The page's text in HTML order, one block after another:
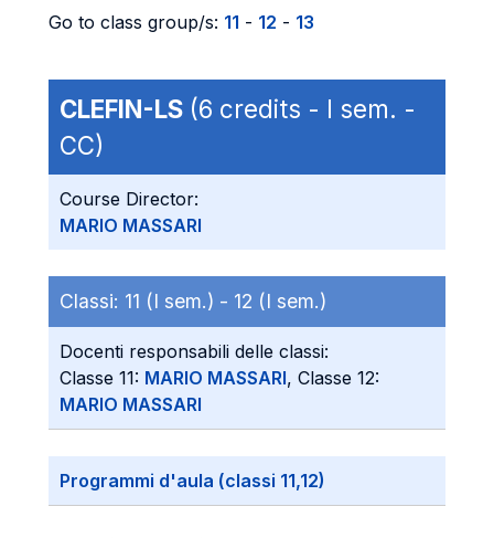
Go to class group/s: 11 - 12 - 13
CLEFIN-LS (6 credits - I sem. -
CC)
Course Director:
MARIO MASSARI
Classi: 11 (I sem.) - 12 (I sem.)
Docenti responsabili delle classi:
Classe 11: MARIO MASSARI, Classe 12:
MARIO MASSARI
Programmi d'aula (classi 11,12)